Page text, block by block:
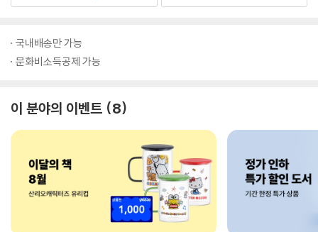
국내배송만 가능
문화비소득공제 가능
이 분야의 이벤트 8